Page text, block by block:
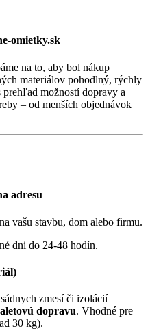
omietky.sk
na to, aby bol nákup
materiálov pohodlný, rýchly
prehľad možností dopravy a
– od menších objednávok
adresu
vašu stavbu, dom alebo firmu.
dni do 24-48 hodín.
zmesí či izolácií
dopravu. Vhodné pre
30 kg).